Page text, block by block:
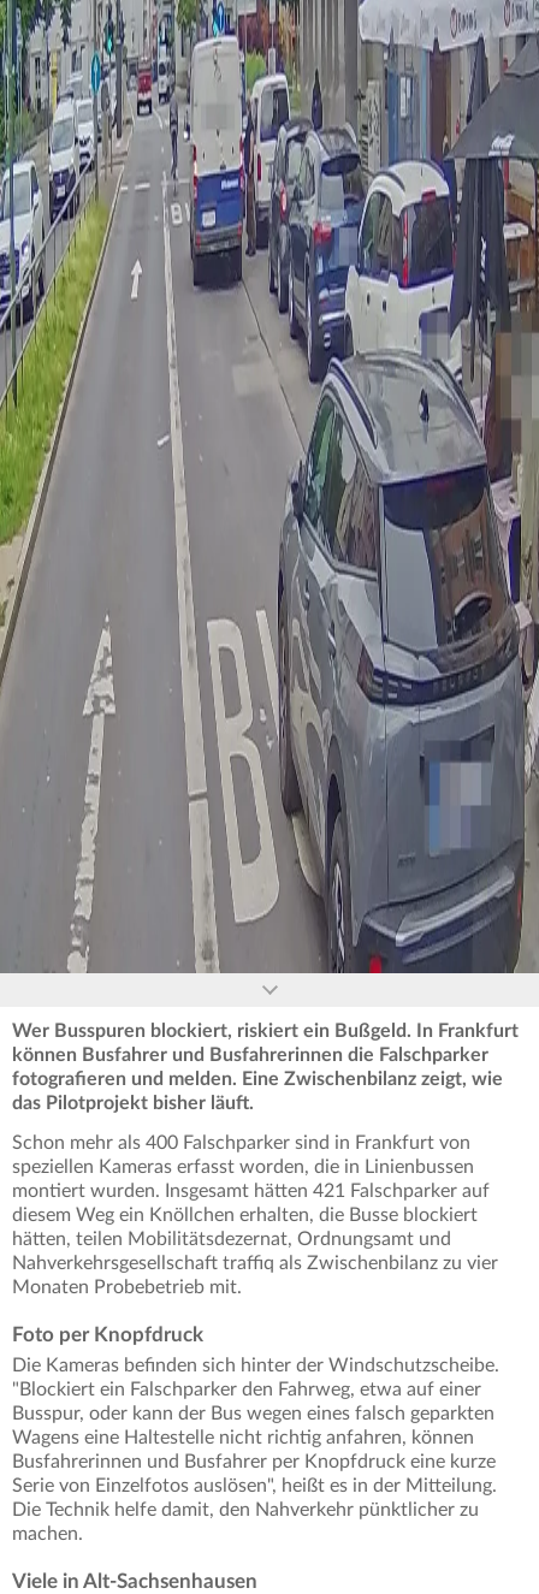
0
seconds
Wer Busspuren blockiert, riskiert ein Bußgeld. In Frankfurt
können Busfahrer und Busfahrerinnen die Falschparker
fotografieren und melden. Eine Zwischenbilanz zeigt, wie
das Pilotprojekt bisher läuft.
Schon mehr als 400 Falschparker sind in Frankfurt von
speziellen Kameras erfasst worden, die in Linienbussen
montiert wurden. Insgesamt hätten 421 Falschparker auf
diesem Weg ein Knöllchen erhalten, die Busse blockiert
hätten, teilen Mobilitätsdezernat, Ordnungsamt und
Nahverkehrsgesellschaft traffiq als Zwischenbilanz zu vier
Monaten Probebetrieb mit.
Foto per Knopfdruck
Die Kameras befinden sich hinter der Windschutzscheibe.
"Blockiert ein Falschparker den Fahrweg, etwa auf einer
Busspur, oder kann der Bus wegen eines falsch geparkten
Wagens eine Haltestelle nicht richtig anfahren, können
Busfahrerinnen und Busfahrer per Knopfdruck eine kurze
Serie von Einzelfotos auslösen", heißt es in der Mitteilung.
Die Technik helfe damit, den Nahverkehr pünktlicher zu
machen.
Viele in Alt-Sachsenhausen